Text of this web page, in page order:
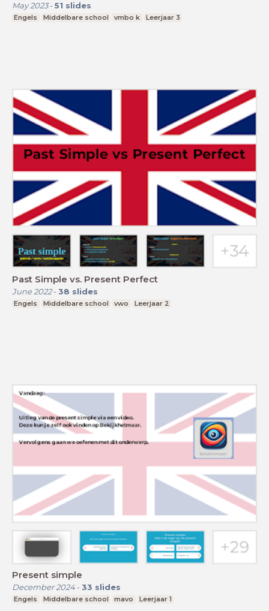
May 2023- 51 slides
Engels Middelbare school vmbo k Leerjaar 3
Past Simple vs. Present Perfect
June 2022- 38 slides
Engels Middelbare school vwo Leerjaar 2
Present simple
December 2024- 33 slides
Engels Middelbare school mavo Leerjaar 1